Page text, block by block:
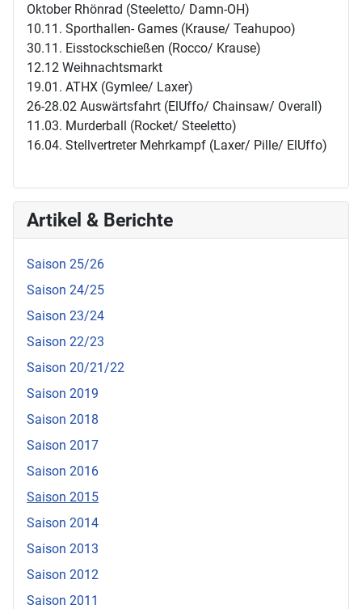
Oktober Rhönrad (Steeletto/ Damn-OH)
10.11. Sporthallen- Games (Krause/ Teahupoo)
30.11. Eisstockschießen (Rocco/ Krause)
12.12 Weihnachtsmarkt
19.01. ATHX (Gymlee/ Laxer)
26-28.02 Auswärtsfahrt (ElUffo/ Chainsaw/ Overall)
11.03. Murderball (Rocket/ Steeletto)
16.04. Stellvertreter Mehrkampf (Laxer/ Pille/ ElUffo)
Artikel & Berichte
Saison 25/26
Saison 24/25
Saison 23/24
Saison 22/23
Saison 20/21/22
Saison 2019
Saison 2018
Saison 2017
Saison 2016
Saison 2015
Saison 2014
Saison 2013
Saison 2012
Saison 2011